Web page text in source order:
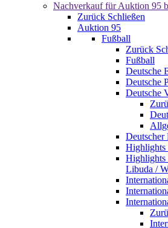
Nachverkauf für Auktion 95
Zurück Schließen
Auktion 95
Fußball
Zurück
Fußball
Deutsche
Deutsche
Deutsche
Deutscher
Highlights
Highlights
Libuda /